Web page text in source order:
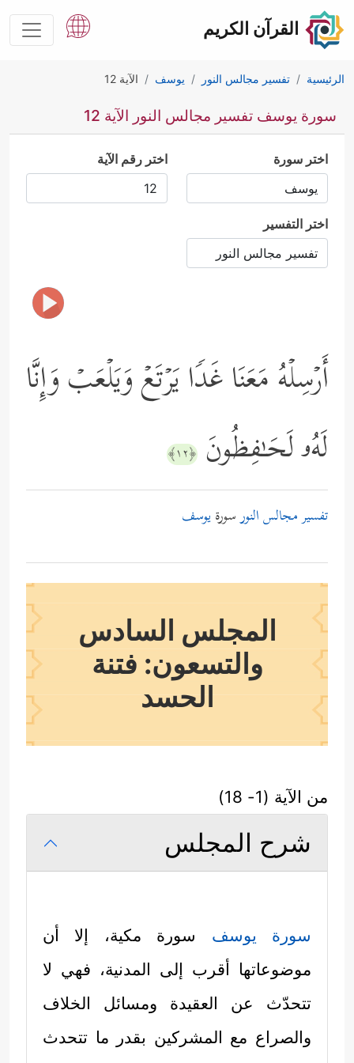
القرآن الكريم
الرئيسية تفسير مجالس النور يوسف الآية 12
سورة يوسف تفسير مجالس النور الآية 12
اختر سورة اختر رقم الآية
اختر التفسير
أَرۡسِلۡهُ مَعَنَا غَدࣰا یَرۡتَعۡ وَیَلۡعَبۡ وَإِنَّا
لَهُۥ لَحَـٰفِظُونَ ﴿١٢﴾
تفسير مجالس النورسورةيوسف
المجلس السادس
والتسعون: فتنة
الحسد
من الآية (1- 18)
شرح المجلس
سورة يوسف سورة مكية، إلا أن
موضوعاتها أقرب إلى المدنية، فهي لا
تتحدّث عن العقيدة ومسائل الخلاف
والصراع مع المشركين بقدر ما تتحدث